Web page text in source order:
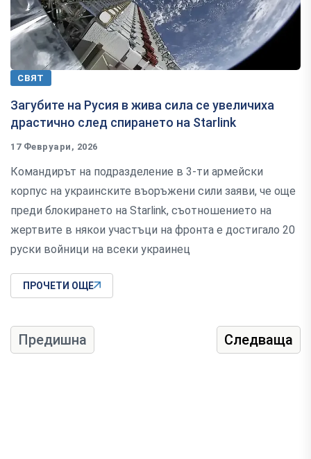
СВЯТ
Загубите на Русия в жива сила се увеличиха
драстично след спирането на Starlink
17 Февруари, 2026
Командирът на подразделение в 3-ти армейски
корпус на украинските въоръжени сили заяви, че още
преди блокирането на Starlink, съотношението на
жертвите в някои участъци на фронта е достигало 20
руски войници на всеки украинец
ПРОЧЕТИ ОЩЕ
Предишна Следваща